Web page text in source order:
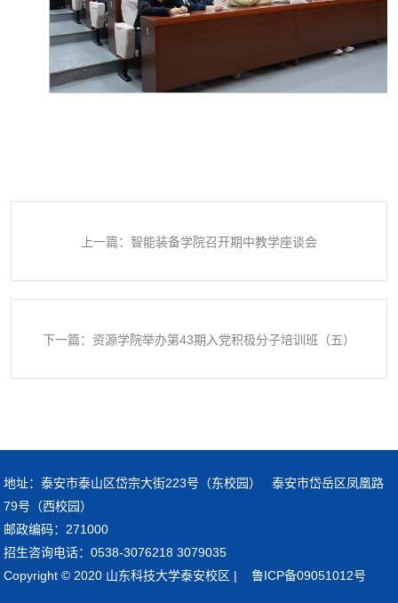
上一篇：智能装备学院召开期中教学座谈会
下一篇：资源学院举办第43期入党积极分子培训班（五）
地址：泰安市泰山区岱宗大街223号（东校园） 泰安市岱岳区凤凰路
79号（西校园）
邮政编码：271000
招生咨询电话：0538-3076218 3079035
Copyright © 2020 山东科技大学泰安校区 | 鲁ICP备09051012号